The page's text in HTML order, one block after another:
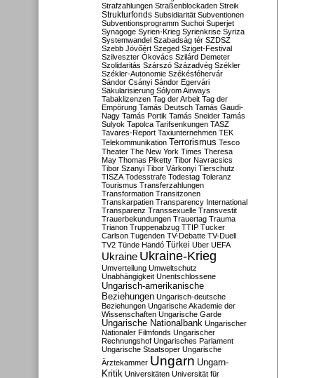
Strafzahlungen Straßenblockaden Streik
Strukturfonds Subsidiarität Subventionen
Subventionsprogramm Suchoi Superjet
Synagoge Syrien-Krieg Syrienkrise Syriza
Systemwandel Szabadság tér SZDSZ
Szebb Jövőért Szeged Sziget-Festival
Szilveszter Ókovács Szilárd Demeter
Szolidaritás Szárszó Századvég Székler
Székler-Autonomie Székésféhervár
Sándor Csányi Sándor Egervári
Säkularisierung Sólyom Airways
Tabaklizenzen Tag der Arbeit Tag der
Empörung Tamás Deutsch Tamás Gaudi-
Nagy Tamás Portik Tamás Sneider Tamás
Sulyok Tapolca Tarifsenkungen TASZ
Tavares-Report Taxiunternehmen TEK
Telekommunikation Terrorismus Tesco
Theater The New York Times Theresa
May Thomas Piketty Tibor Navracsics
Tibor Szanyi Tibor Várkonyi Tierschutz
TISZA Todesstrafe Todestag Toleranz
Tourismus Transferzahlungen
Transformation Transitzonen
Transkarpatien Transparency International
Transparenz Transsexuelle Transvestit
Trauerbekundungen Trauertag Trauma
Trianon Truppenabzug TTIP Tucker
Carlson Tugenden TV-Debatte TV-Duell
TV2 Tünde Handó Türkei Uber UEFA
Ukraine Ukraine-Krieg
Umverteilung Umweltschutz
Unabhängigkeit Unentschlossene
Ungarisch-amerikanische
Beziehungen Ungarisch-deutsche
Beziehungen Ungarische Akademie der
Wissenschaften Ungarische Garde
Ungarische Nationalbank Ungarischer
Nationaler Filmfonds Ungarischer
Rechnungshof Ungarisches Parlament
Ungarische Staatsoper Ungarische
Ärztekammer Ungarn Ungarn-
Kritik Universitäten Universität für